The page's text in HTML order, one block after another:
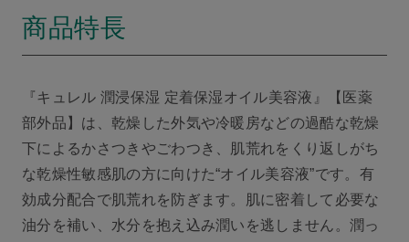
商品特長
『キュレル 潤浸保湿 定着保湿オイル美容液』【医薬
部外品】は、乾燥した外気や冷暖房などの過酷な乾燥
下によるかさつきやごわつき、肌荒れをくり返しがち
な乾燥性敏感肌の方に向けた“オイル美容液”です。有
効成分配合で肌荒れを防ぎます。肌に密着して必要な
油分を補い、水分を抱え込み潤いを逃しません。潤っ